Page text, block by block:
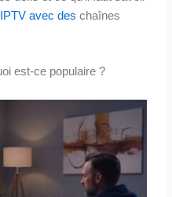
avec des chaînes
est-ce populaire ?